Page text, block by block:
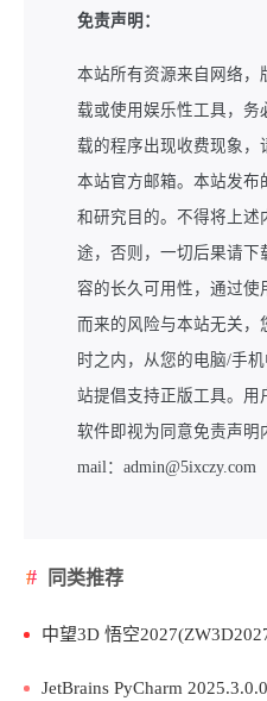
免责声明：
本站所有资源来自网络，
载或使用娱乐性工具，务
载的程序出现收费现象，
本站官方邮箱。本站发布
和研究目的。不得将上述
途，否则，一切后果请下
容的长久可用性，通过使
而来的风险与本站无关，
时之内，从您的电脑/手
站提倡支持正版工具。用
软件即视为同意免责声明
mail：admin@5ixczy.com
同类推荐
中望3D 悟空
JetBrains PyCharm